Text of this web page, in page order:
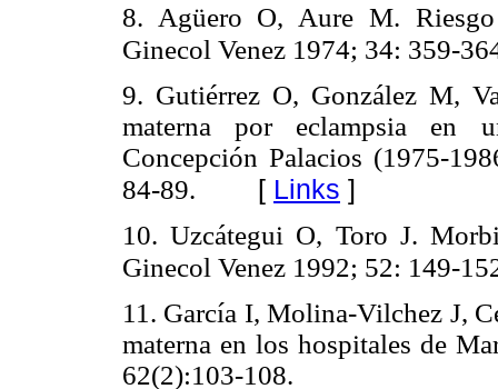
8. Agüero O, Aure M.
Ginecol Venez 1974; 34: 359-
9. Gutiérrez O, González M,
materna por eclampsia en
Concepción Palacios (1975-
84-89. [ Links ]
10. Uzcátegui O, Toro J.
Ginecol Venez 1992; 52: 149-
11. García I, Molina-Vilchez J,
materna en los hospitales de
62(2):103-108.